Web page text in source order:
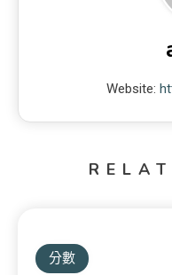
Website:
分數